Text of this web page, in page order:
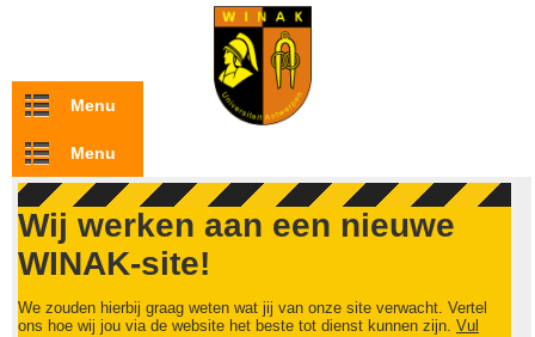
Overslaan en naar de inhoud gaan
Menu
Menu
Wij werken aan een nieuwe
WINAK-site!
We zouden hierbij graag weten wat jij van onze site verwacht. Vertel
ons hoe wij jou via de website het beste tot dienst kunnen zijn. Vul